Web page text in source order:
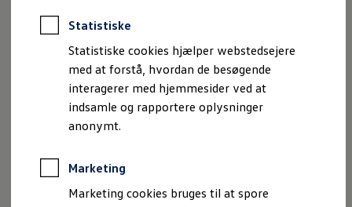
Statistiske
Statistiske cookies hjælper webstedsejere
med at forstå, hvordan de besøgende
interagerer med hjemmesider ved at
indsamle og rapportere oplysninger
anonymt.
Marketing
Marketing cookies bruges til at spore
Ejere og services
Book tid på værkstedet
Service
Serviceabonnementer
Service 5+
Service på elbiler
Prismatch
Fordele ved autoriseret værksted
Brugbar information
Servicefordele
Digitale ekstrafunktioner
Se tjenesterne til din model
Volkswagen-apps, login og shop
Bagsædet giver desuden passagererne masser af
hovedplads
plads til bagage.
32,7 cm centrale touchdisplayog multifunktionsrat
med touchbetjening og vibrationsfeedback giver ekstra
komfort. Ambientebelysning i 10 farver (kan fås i 30)
udstyrspakker: